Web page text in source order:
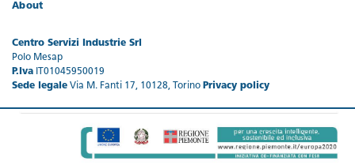
About
Centro Servizi Industrie Srl
Polo Mesap
P.Iva IT01045950019
Sede legale Via M. Fanti 17, 10128, Torino Privacy policy